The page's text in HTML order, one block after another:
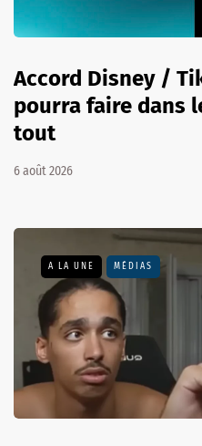
Accord Disney /
pourra faire dans
tout
6 août 2026
A LA UNE MÉDIAS